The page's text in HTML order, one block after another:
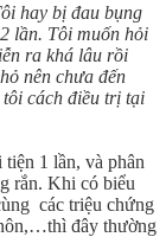
hay bị đau bụng
lần. Tôi muốn hỏi
ra khá lâu rồi
nên chưa đến
cách điều trị tại
1 lần, và phân
rắn. Khi có biểu
các triệu chứng
đây thường